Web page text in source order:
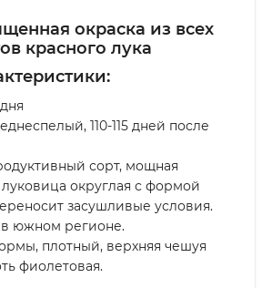
окраска из всех
красного лука
110-115 дней после
сорт, мощная
округлая с формой
засушливые условия.
южном регионе.
плотный, верхняя чешуя
фиолетовая.